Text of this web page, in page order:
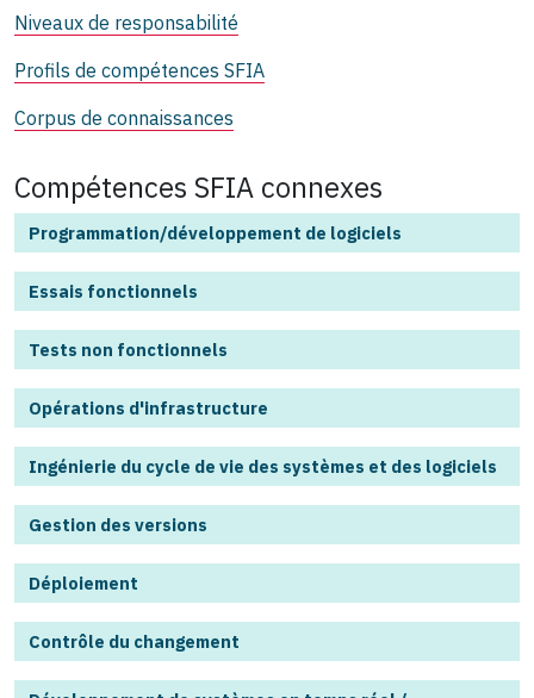
Niveaux de responsabilité
Profils de compétences SFIA
Corpus de connaissances
Compétences SFIA connexes
Programmation/développement de logiciels
Essais fonctionnels
Tests non fonctionnels
Opérations d'infrastructure
Ingénierie du cycle de vie des systèmes et des logiciels
Gestion des versions
Déploiement
Contrôle du changement